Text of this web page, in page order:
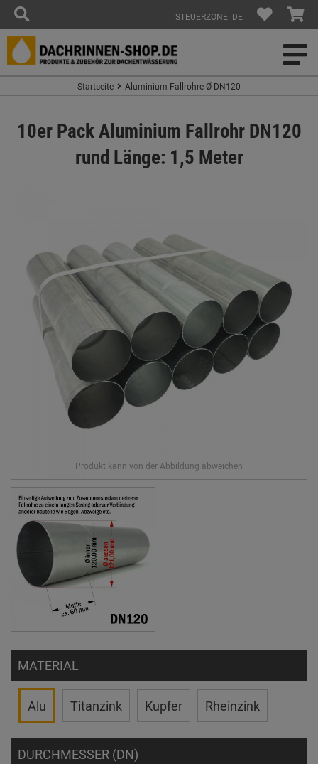
STEUERZONE: DE
Startseite Aluminium Fallrohre Ø DN120
10er Pack Aluminium Fallrohr DN120
rund Länge: 1,5 Meter
MATERIAL
Alu Titanzink Kupfer Rheinzink
DURCHMESSER (DN)